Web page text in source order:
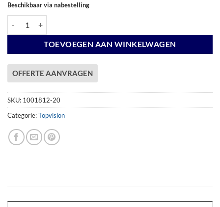
Beschikbaar via nabestelling
TOEVOEGEN AAN WINKELWAGEN
OFFERTE AANVRAGEN
SKU: 1001812-20
Categorie:Topvision